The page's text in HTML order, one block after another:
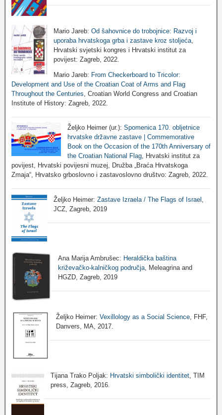
Mario Jareb: Od šahovnice do trobojnice: Razvoj i
uporaba hrvatskoga grba i zastave kroz stoljeća,
Hrvatski svjetski kongres i Hrvatski institut za
povijest: Zagreb, 2022.
Mario Jareb: From Checkerboard to Tricolor:
Development and Use of the Croatian Coat of Arms and Flag
Throughout the Centuries , Croatian World Congress and Croatian
Institute of History: Zagreb, 2022.
Željko Heimer (ur.): Spomenica 170. obljetnice
hrvatske državne zastave | Commemorative
Book on the Occasion of the 170th Anniversary of
the Croatian National Flag, Hrvatski institut za
povijest, Hrvatski povijesni muzej, Družba „Braća Hrvatskoga
Zmaja“, Hrvatsko grboslovno i zastavoslovno društvo: Zagreb, 2022.
Željko Heimer:Zastave Izraela / The Flags of Israel
JCZ, Zagreb, 2019
Ana Marija Ambrušec: Heraldička baština
križevačko-kalničkog područja, Meleagrina and
HGZD, Zagreb, 2019
Željko Heimer:Vexillology as a Social Science , FHF,
Danvers, MA, 2017.
Tijana Trako Poljak: Hrvatski simbolički identitet , TIM
press, Zagreb, 2016.